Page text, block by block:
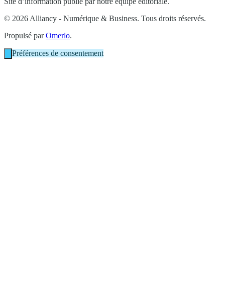
© 2026 Alliancy - Numérique & Business. Tous droits réservés.
Propulsé parOmerlo.
Préférences de consentement